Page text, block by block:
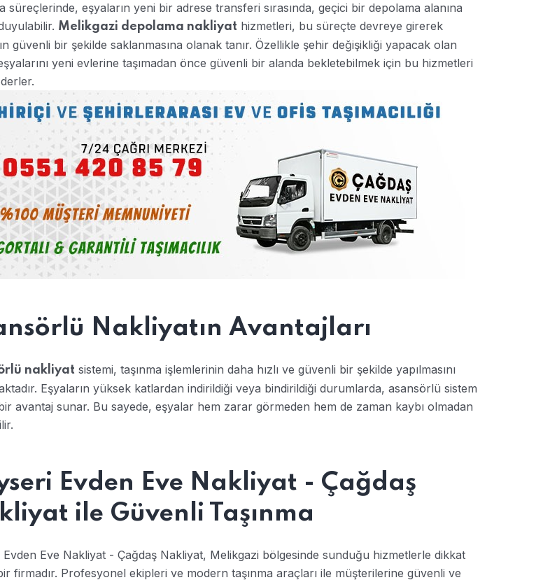
süreçlerinde, eşyaların yeni bir adrese transferi sırasında, geçici bir depolama alanına
Melikgazi depolama nakliyat hizmetleri, bu süreçte devreye girerek
güvenli bir şekilde saklanmasına olanak tanır. Özellikle şehir değişikliği yapacak olan
yeni evlerine taşımadan önce güvenli bir alanda bekletebilmek için bu hizmetleri
Nakliyatın Avantajları
nakliyat sistemi, taşınma işlemlerinin daha hızlı ve güvenli bir şekilde yapılmasını
Eşyaların yüksek katlardan indirildiği veya bindirildiği durumlarda, asansörlü sistem
avantaj sunar. Bu sayede, eşyalar hem zarar görmeden hem de zaman kaybı olmadan
Evden Eve Nakliyat - Çağdaş
ile Güvenli Taşınma
Evden Eve Nakliyat - Çağdaş Nakliyat, Melikgazi bölgesinde sunduğu hizmetlerle dikkat
firmadır. Profesyonel ekipleri ve modern taşınma araçları ile müşterilerine güvenli ve